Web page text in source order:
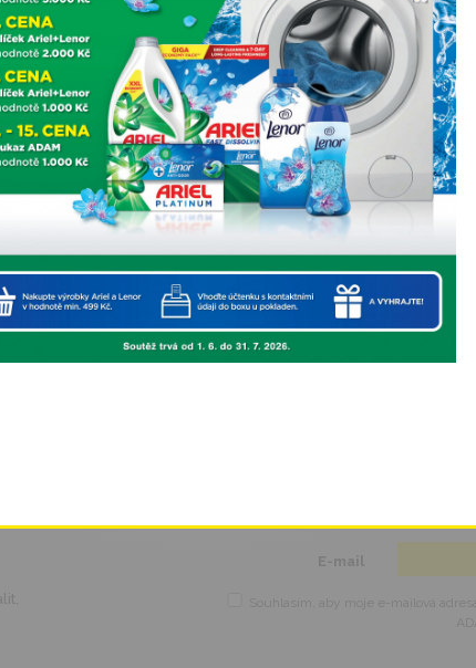
Kliknutím přijměte marketingové soubory cookies (podmínky
map Google
) a povolíte tento obsah.
E-mail